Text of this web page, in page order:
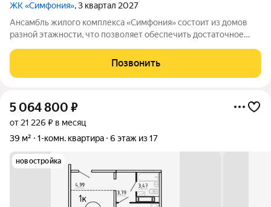
ЖК «Симфония», 3 квартал 2027
Ансамбль жилого комплекса «Симфония» состоит из домов
разной этажности, что позволяет обеспечить достаточное
времени и предлагаем квартиры с уже готовой базовой
отделкой. Заезжайте и живите! ЖК
Позвонить
5 064 800 ₽
от 21 226 ₽ в месяц
39 м²
1-комн. квартира 6 этаж из 17
новостройка